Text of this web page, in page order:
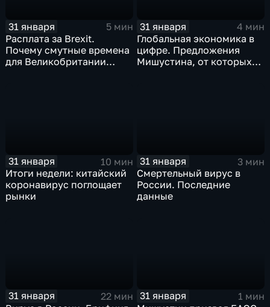
31 января
5 мин
Расплата за Brexit.
Почему смутные времена
для Великобритании
31 января
4 мин
Глобальная экономика в
цифре. Предложения
Мишустина, от которых
31 января
10 мин
Итоги недели: китайский
коронавирус поглощает
рынки
31 января
3 мин
Смертельный вирус в
России. Последние
данные
31 января
22 мин
31 января
1 мин